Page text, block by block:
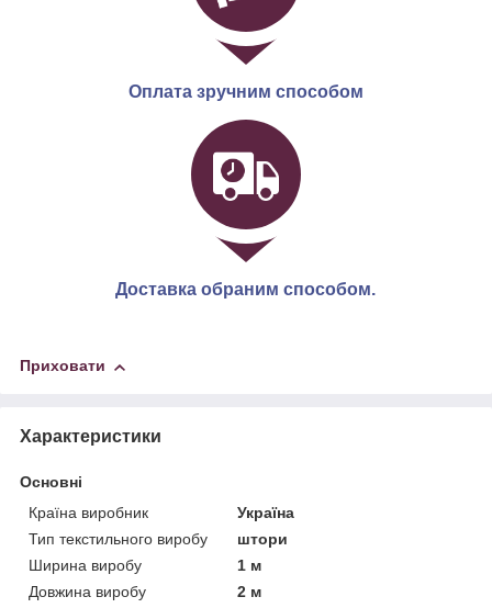
Оплата зручним способом
Доставка обраним способом.
Приховати
Характеристики
Основні
Країна виробник
Україна
Тип текстильного виробу
штори
Ширина виробу
1 м
Довжина виробу
2 м